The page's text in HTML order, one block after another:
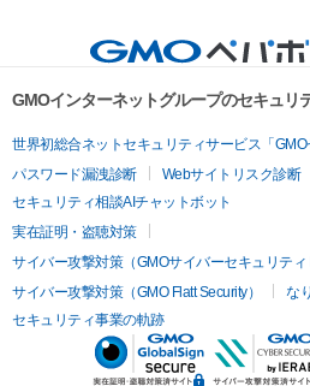
GMOインターネットグループのセキュリ
世界初総合ネットセキュリティサービス「GMO
パスワード漏洩診断
Webサイトリスク診断
セキュリティ相談AIチャットボット
実在証明・盗聴対策
サイバー攻撃対策（GMOサイバーセキュリティ
サイバー攻撃対策（GMO Flatt Security）
な
セキュリティ事業の軌跡